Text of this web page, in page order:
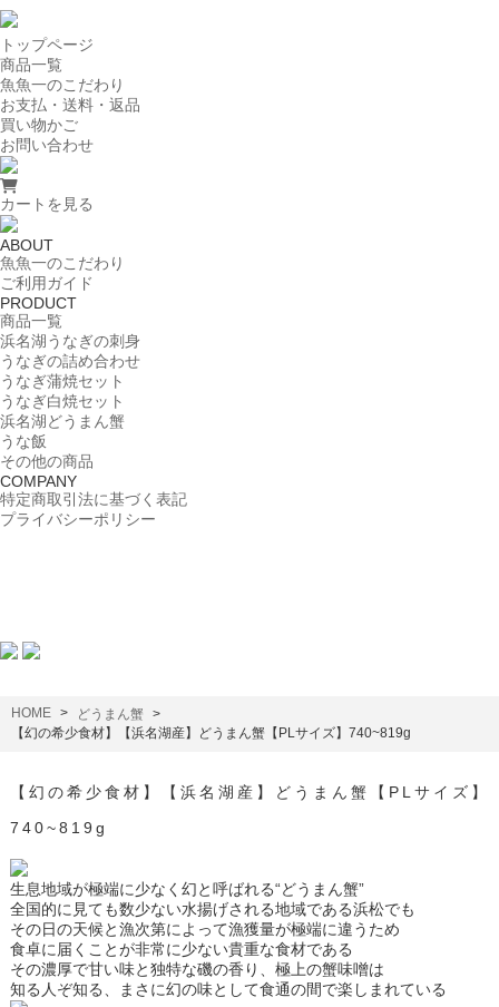
トップページ
商品一覧
魚魚一のこだわり
お支払・送料・返品
買い物かご
お問い合わせ
カートを見る
ABOUT
魚魚一のこだわり
ご利用ガイド
PRODUCT
商品一覧
浜名湖うなぎの刺身
うなぎの詰め合わせ
うなぎ蒲焼セット
うなぎ白焼セット
浜名湖どうまん蟹
うな飯
その他の商品
COMPANY
特定商取引法に基づく表記
プライバシーポリシー
HOME
どうまん蟹
【幻の希少食材】【浜名湖産】どうまん蟹【PLサイズ】740~819g
【幻の希少食材】【浜名湖産】どうまん蟹【PLサイズ】
740~819g
生息地域が極端に少なく幻と呼ばれる“どうまん蟹”
全国的に見ても数少ない水揚げされる地域である浜松でも
その日の天候と漁次第によって漁獲量が極端に違うため
食卓に届くことが非常に少ない貴重な食材である
その濃厚で甘い味と独特な磯の香り、極上の蟹味噌は
知る人ぞ知る、まさに幻の味として食通の間で楽しまれている